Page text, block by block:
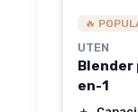
🔥
UTEN
Blender
en-1